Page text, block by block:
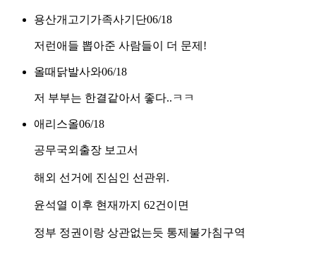
용산개고기가족사기단06/18
저런애들 뽑아준 사람들이 더 문제!
올때닭발사와06/18
저 부부는 한결같아서 좋다..ㅋㅋ
애리스올06/18
공무국외출장 보고서
해외 선거에 진심인 선관위.
윤석열 이후 현재까지 62건이면
정부 정권이랑 상관없는듯 통제불가침구역